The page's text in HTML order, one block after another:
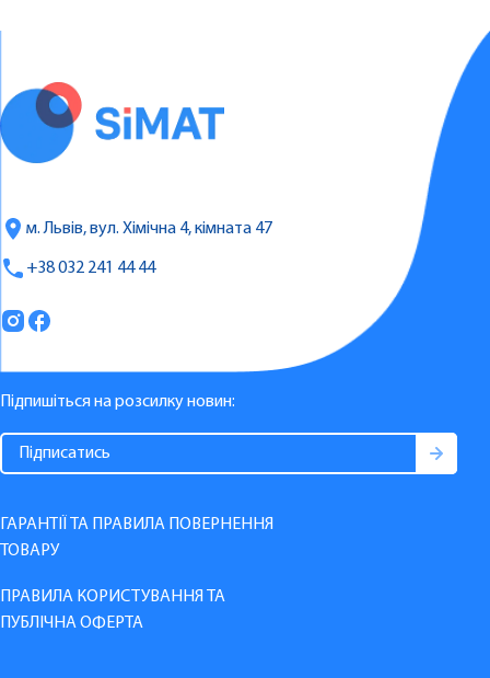
м. Львів, вул. Хімічна 4, кімната 47
+38 032 241 44 44
Підпишіться на розсилку новин:
ГАРАНТІЇ ТА ПРАВИЛА ПОВЕРНЕННЯ
ТОВАРУ
ПРАВИЛА КОРИСТУВАННЯ ТА
ПУБЛІЧНА ОФЕРТА